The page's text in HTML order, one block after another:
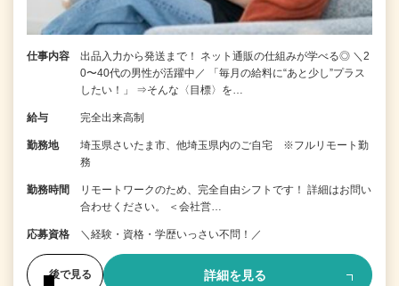
仕事内容
出品入力から発送まで！ ネット通販の仕組みが学べる◎ ＼2
0〜40代の男性が活躍中／ 「毎月の給料に“あと少し”プラス
したい！」 ⇒そんな〈目標〉を…
給与 完全出来高制
勤務地
埼玉県さいたま市、他埼玉県内のご自宅 ※フルリモート勤
務
勤務時間
リモートワークのため、完全自由シフトです！ 詳細はお問い
合わせください。 ＜会社営…
応募資格 ＼経験・資格・学歴いっさい不問！／
後で見る 詳細を見る